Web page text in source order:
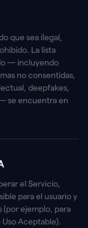
que sea ilegal,
La lista
— incluyendo
no consentidas,
deepfakes,
se encuentra en
el Servicio,
para el usuario y
ejemplo, para
Aceptable).